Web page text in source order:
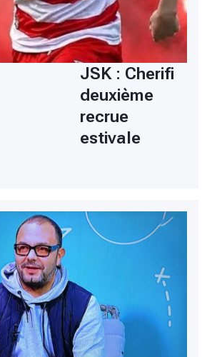
JSK : Cherifi
deuxième
recrue
estivale